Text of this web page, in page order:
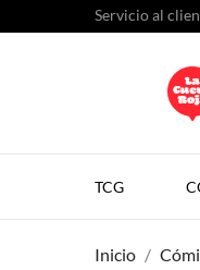
Servicio al
TCG
Inicio